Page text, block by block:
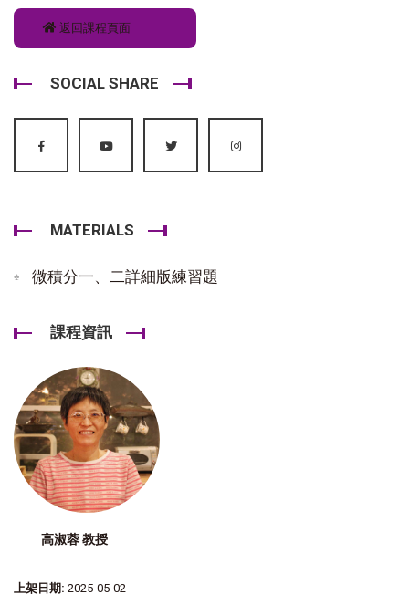
返回課程頁面
SOCIAL SHARE
MATERIALS
微積分一、二詳細版練習題
課程資訊
高淑蓉 教授
上架日期: 2025-05-02